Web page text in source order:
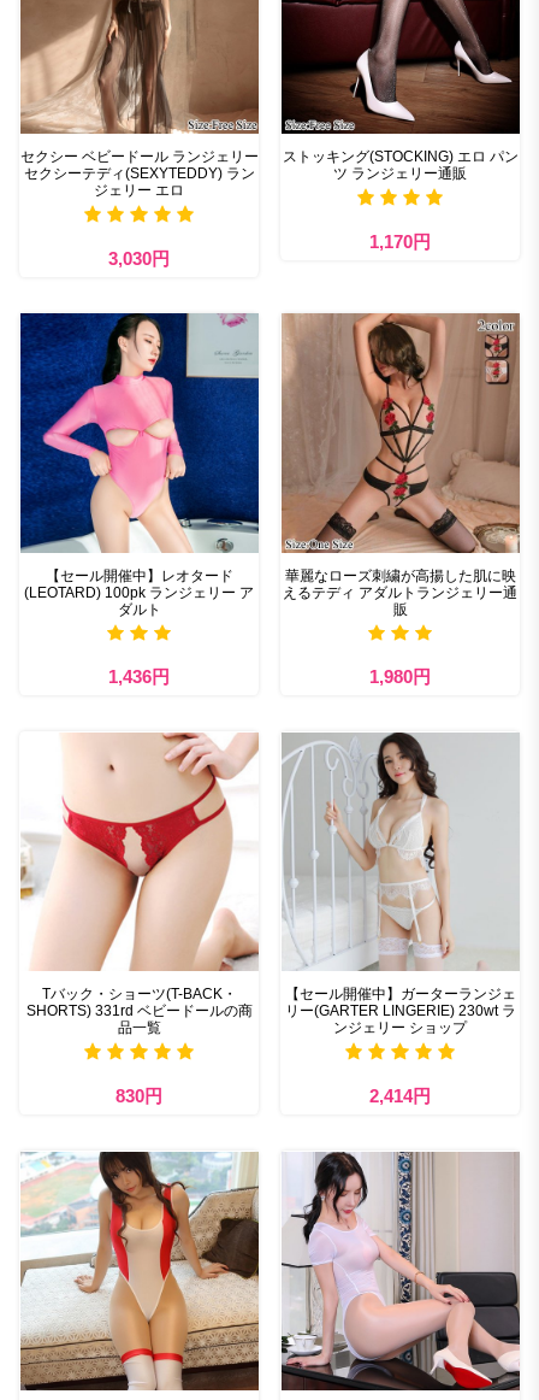
セクシー ベビードール ランジェリー
セクシーテディ(SEXYTEDDY) ラン
ジェリー エロ
3,030円
ストッキング(STOCKING) エロ パン
ツ ランジェリー通販
1,170円
【セール開催中】レオタード
(LEOTARD) 100pk ランジェリー ア
ダルト
1,436円
華麗なローズ刺繍が高揚した肌に映
えるテディ アダルトランジェリー通
販
1,980円
Tバック・ショーツ(T-BACK・
SHORTS) 331rd ベビードールの商
品一覧
830円
【セール開催中】ガーターランジェ
リー(GARTER LINGERIE) 230wt ラ
ンジェリー ショップ
2,414円